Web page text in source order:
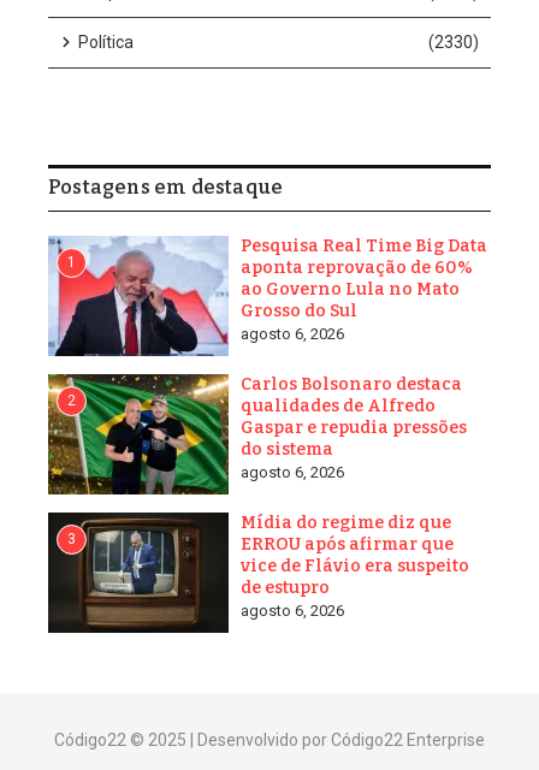
Fonte Andreza Matais, André Shalders do METRÓPOLES
A reportagem destaca que Augusto Lima e as malas de dinheiro
do Master para políticos fazem parte do foco atual das
apurações da Operação Compliance Zero.
sido usados para pagamento de propinas, financiamento de
Continue Reading